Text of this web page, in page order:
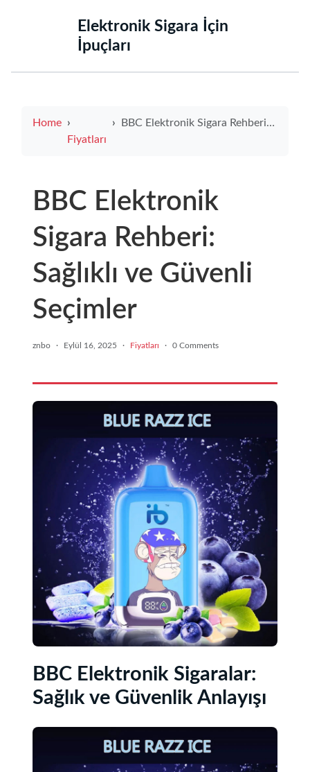
‌Elektronik Sigara İçin
İpuçları‌
Home
Fiyatları
BBC Elektronik Sigara Rehberi: Sağlıklı ve Güvenli Seçimler
BBC Elektronik
Sigara Rehberi:
Sağlıklı ve Güvenli
Seçimler
znbo · Eylül 16, 2025 · Fiyatları · 0 Comments
BBC Elektronik Sigaralar:
Sağlık ve Güvenlik Anlayışı